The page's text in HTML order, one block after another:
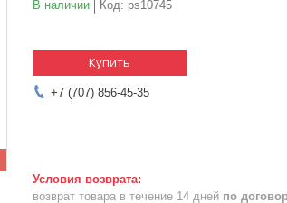
В наличии Код: ps10745
Купить
+7 (707) 856-45-35
возврат товара в течение 14 дней по